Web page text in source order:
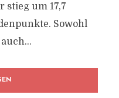
stieg um 17,7
Sowohl